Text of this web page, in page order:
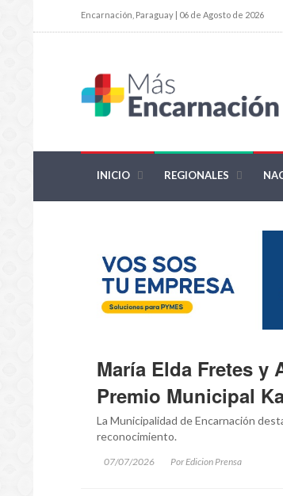
Encarnación, Paraguay | 06 de Agosto de 2026
INICIO REGIONALES
María Elda Fretes y
Premio Municipal
La Municipalidad de Encarnación
reconocimiento.
07/07/2026 Por Edicion Prensa